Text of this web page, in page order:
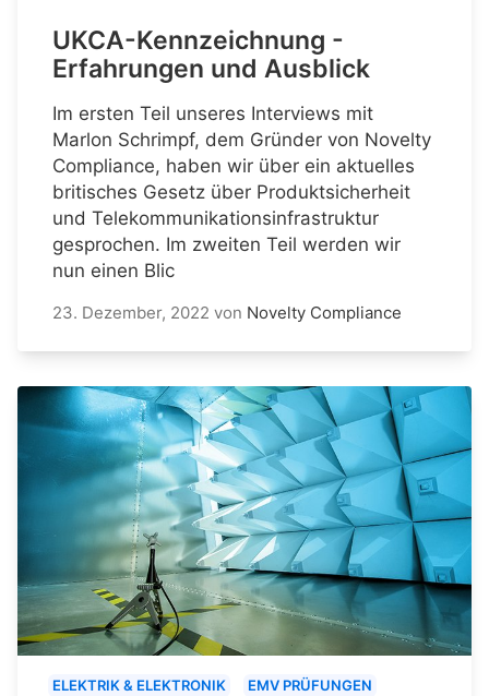
UKCA-Kennzeichnung -
Erfahrungen und Ausblick
Im ersten Teil unseres Interviews mit
Marlon Schrimpf, dem Gründer von Novelty
Compliance, haben wir über ein aktuelles
britisches Gesetz über Produktsicherheit
und Telekommunikationsinfrastruktur
gesprochen. Im zweiten Teil werden wir
nun einen Blic
23. Dezember, 2022 von Novelty Compliance
ELEKTRIK & ELEKTRONIK
EMV PRÜFUNGEN